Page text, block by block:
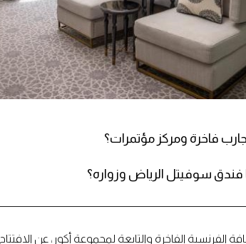
فاخرة ومركز مؤتمرات؟
فندق سوفيتل الرياض وزواره؟
الفرنسية الفاخرة والتابعة لمجموعة أكور، عن